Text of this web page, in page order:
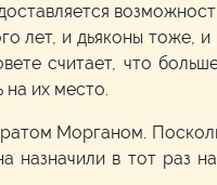
и дьяконы тоже,
считает, что
на их место.
Морганом.
в тот раз